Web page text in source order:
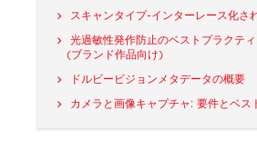
スキャンタイプ-インターレース化さ
光過敏性発作防止のベストプラクテ
(ブランド作品向け)
ドルビービジョンメタデータの概要
カメラと画像キャプチャ: 要件とベス